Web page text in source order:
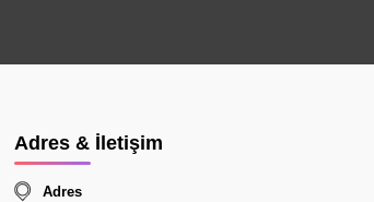
Adres & İletişim
Adres